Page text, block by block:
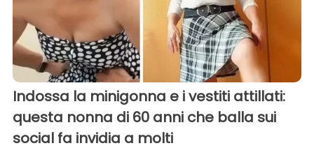
Indossa la minigonna e i vestiti attillati:
questa nonna di 60 anni che balla sui
social fa invidia a molti